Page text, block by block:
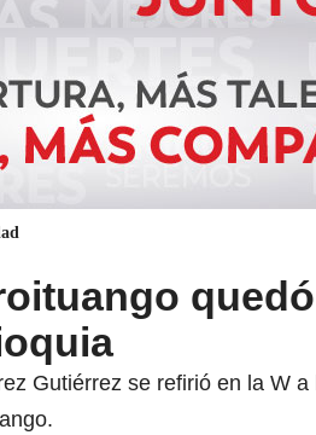
Gutiérrez se refirió en la W